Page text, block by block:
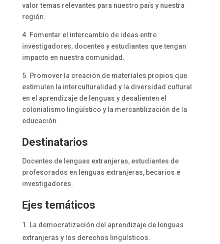
valor temas relevantes para nuestro país y nuestra
región.
4. Fomentar el intercambio de ideas entre
investigadores, docentes y estudiantes que tengan
impacto en nuestra comunidad.
5. Promover la creación de materiales propios que
estimulen la interculturalidad y la diversidad cultural
en el aprendizaje de lenguas y desalienten el
colonialismo lingüístico y la mercantilización de la
educación.
Destinatarios
Docentes de lenguas extranjeras, estudiantes de
profesorados en lenguas extranjeras, becarios e
investigadores.
Ejes temáticos
La democratización del aprendizaje de lenguas
extranjeras y los derechos lingüísticos.